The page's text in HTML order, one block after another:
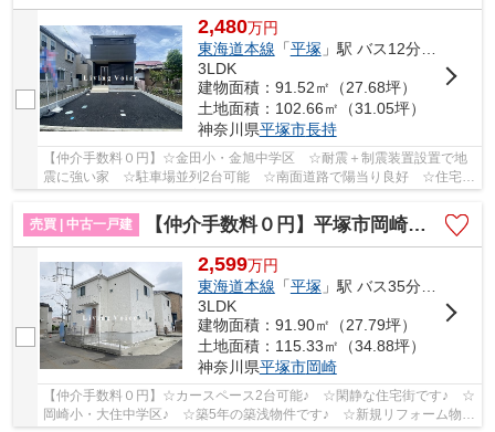
2,480万円
東海道本線 「平塚 」駅 バス12分 「長瀬（神奈川県）」 停歩2分
3LDK
建物面積：91.52㎡（27.68坪）
土地面積：102.66㎡（31.05坪）
神奈川県平塚市長持
【仲介手数料０円】☆金田小・金旭中学区 ☆耐震＋制震装置設置で地
震に強い家 ☆駐車場並列2台可能 ☆南面道路で陽当り良好 ☆住宅性
売買 | 中古一戸建
【仲介手数料０円】平塚市岡崎 中古戸建
2,599万円
東海道本線 「平塚 」駅 バス35分 「御岳」 停歩7分
3LDK
建物面積：91.90㎡（27.79坪）
土地面積：115.33㎡（34.88坪）
神奈川県平塚市岡崎
【仲介手数料０円】☆カースペース2台可能♪ ☆閑静な住宅街です♪ ☆
岡崎小・大住中学区♪ ☆築5年の築浅物件です♪ ☆新規リフォーム物件